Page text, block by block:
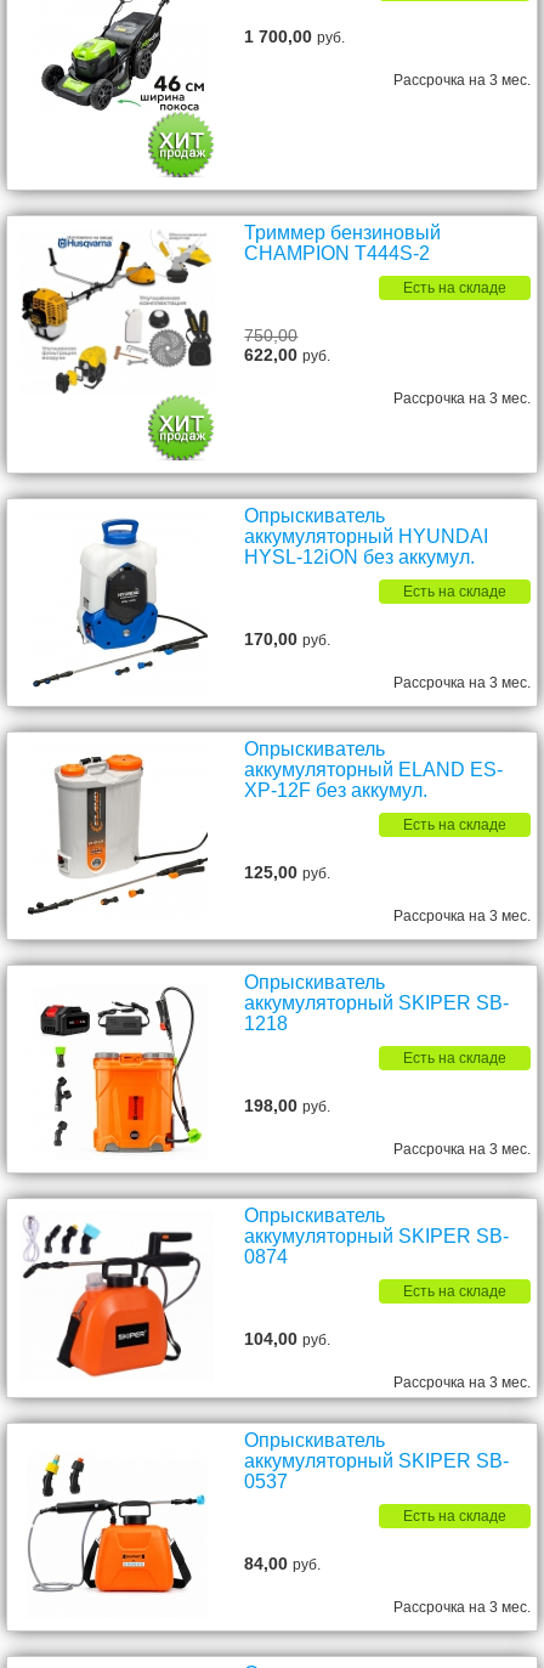
1 700,00руб.
Рассрочка на 3 мес.
Триммер бензиновый
CHAMPION T444S-2
Есть на складе
750,00
622,00руб.
Рассрочка на 3 мес.
Опрыскиватель
аккумуляторный HYUNDAI
HYSL-12iON без аккумул.
Есть на складе
170,00руб.
Рассрочка на 3 мес.
Опрыскиватель
аккумуляторный ELAND ES-
XP-12F без аккумул.
Есть на складе
125,00руб.
Рассрочка на 3 мес.
Опрыскиватель
аккумуляторный SKIPER SB-
1218
Есть на складе
198,00руб.
Рассрочка на 3 мес.
Опрыскиватель
аккумуляторный SKIPER SB-
0874
Есть на складе
104,00руб.
Рассрочка на 3 мес.
Опрыскиватель
аккумуляторный SKIPER SB-
0537
Есть на складе
84,00руб.
Рассрочка на 3 мес.